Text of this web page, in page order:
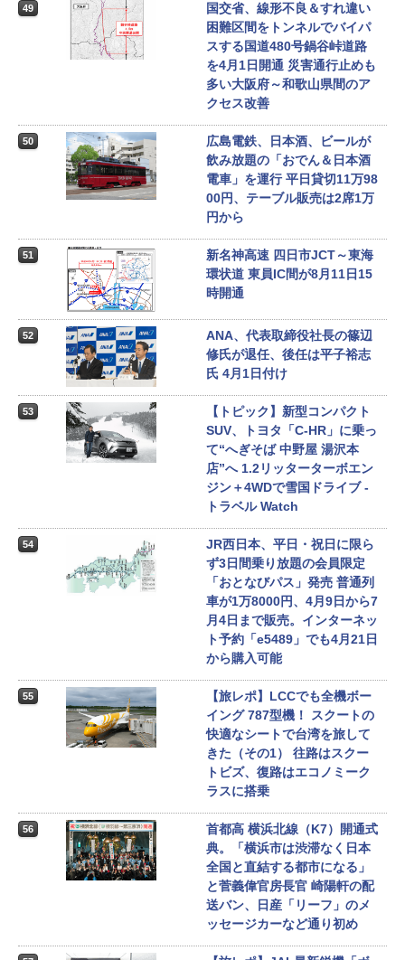
49
国交省、線形不良＆すれ違い
困難区間をトンネルでバイパ
スする国道480号鍋谷峠道路
を4月1日開通 災害通行止めも
多い大阪府～和歌山県間のア
クセス改善
50
広島電鉄、日本酒、ビールが
飲み放題の「おでん＆日本酒
電車」を運行 平日貸切11万98
00円、テーブル販売は2席1万
円から
51
新名神高速 四日市JCT～東海
環状道 東員IC間が8月11日15
時開通
52
ANA、代表取締役社長の篠辺
修氏が退任、後任は平子裕志
氏 4月1日付け
53
【トピック】新型コンパクト
SUV、トヨタ「C-HR」に乗っ
て“へぎそば 中野屋 湯沢本
店”へ 1.2リッターターボエン
ジン＋4WDで雪国ドライブ -
トラベル Watch
54
JR西日本、平日・祝日に限ら
ず3日間乗り放題の会員限定
「おとなびパス」発売 普通列
車が1万8000円、4月9日から7
月4日まで販売。インターネッ
ト予約「e5489」でも4月21日
から購入可能
55
【旅レポ】LCCでも全機ボー
イング 787型機！ スクートの
快適なシートで台湾を旅して
きた（その1） 往路はスクー
トビズ、復路はエコノミーク
ラスに搭乗
56
首都高 横浜北線（K7）開通式
典。「横浜市は渋滞なく日本
全国と直結する都市になる」
と菅義偉官房長官 崎陽軒の配
送バン、日産「リーフ」のメ
ッセージカーなど通り初め